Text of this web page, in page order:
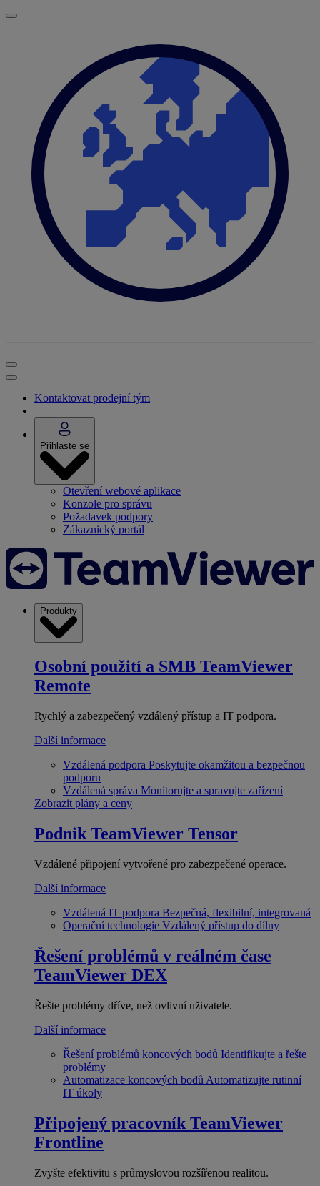
Kontaktovat prodejní tým
Přihlaste se
Otevření webové aplikace
Konzole pro správu
Požadavek podpory
Zákaznický portál
Produkty
Osobní použití a SMB TeamViewer
Remote
Rychlý a zabezpečený vzdálený přístup a IT podpora.
Další informace
Vzdálená podpora Poskytujte okamžitou a bezpečnou
podporu
Vzdálená správa Monitorujte a spravujte zařízení
Zobrazit plány a ceny
Podnik TeamViewer Tensor
Vzdálené připojení vytvořené pro zabezpečené operace.
Další informace
Vzdálená IT podpora Bezpečná, flexibilní, integrovaná
Operační technologie Vzdálený přístup do dílny
Řešení problémů v reálném čase
TeamViewer DEX
Řešte problémy dříve, než ovlivní uživatele.
Další informace
Řešení problémů koncových bodů Identifikujte a řešte
problémy
Automatizace koncových bodů Automatizujte rutinní
IT úkoly
Připojený pracovník TeamViewer
Frontline
Zvyšte efektivitu s průmyslovou rozšířenou realitou.